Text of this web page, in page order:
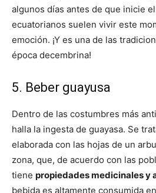
algunos días antes de que inicie
ecuatorianos suelen vivir este
emoción. ¡Y es una de las
época decembrina!
5. Beber guayusa
Dentro de las costumbres más
halla la ingesta de guayasa. Se
elaborada con las hojas de un
zona, que, de acuerdo con las
tiene propiedades medicinales y
bebida es altamente consumida